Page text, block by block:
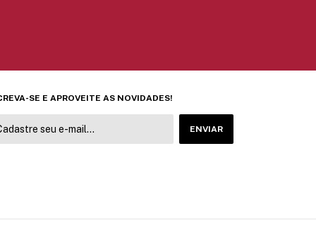
SE E APROVEITE AS NOVIDADES!